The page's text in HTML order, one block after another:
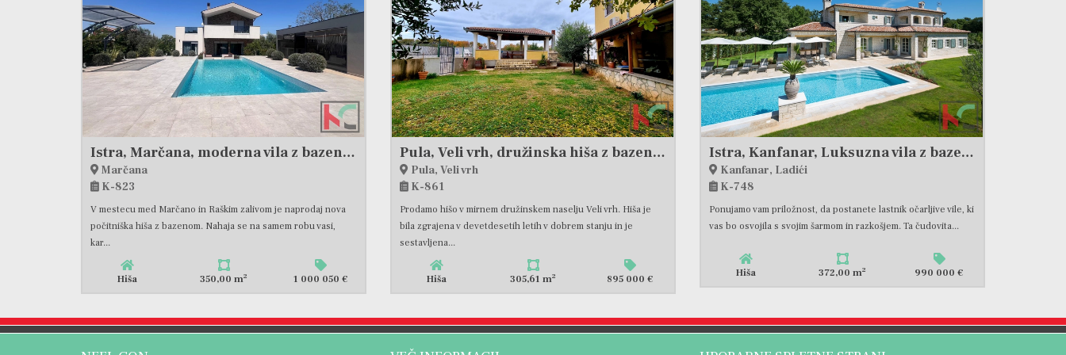
Istra, Marčana, moderna vila z bazenom na mirni lokaciji, #prodaja
Marčana
K-823
V mestecu med Marčano in Raškim zalivom je naprodaj nova
počitniška hiša z bazenom. Nahaja se na samem robu vasi,
kar...
Hiša 350,00 m2 1 000 050 €
Pula, Veli vrh, družinska hiša z bazenom in vrtom # prodamo
Pula, Veli vrh
K-861
Prodamo hišo v mirnem družinskem naselju Veli vrh. Hiša je
bila zgrajena v devetdesetih letih v dobrem stanju in je
sestavljena...
Hiša 305,61 m2 895 000 €
Istra, Kanfanar, Luksuzna vila z bazenom in športnim prostorom
Kanfanar, Ladići
K-748
Ponujamo vam priložnost, da postanete lastnik očarljive vile, ki
vas bo osvojila s svojim šarmom in razkošjem. Ta čudovita...
Hiša 372,00 m2 990 000 €